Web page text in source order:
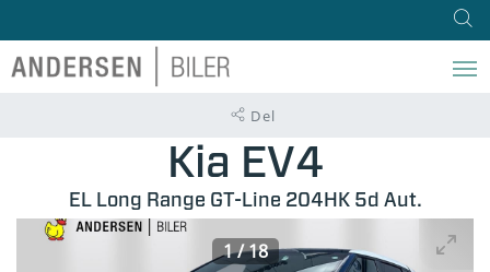
Del
Kia EV4
EL Long Range GT-Line 204HK 5d Aut.
1/18